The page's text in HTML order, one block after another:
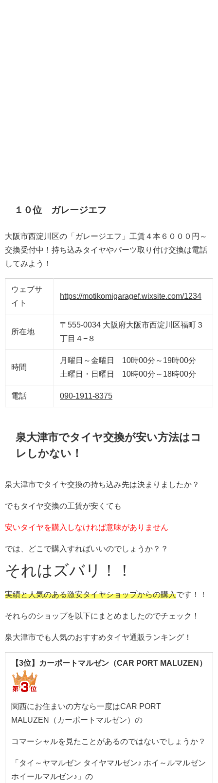
１０位 ガレージエフ
大阪市西淀川区の「ガレージエフ」工賃４本６０００円～
交換受付中！持ち込みタイヤやパーツ取り付け交換は電話
してみよう！
ウェブサ
イト
https://motikomigaragef.wixsite.com/1234
所在地
〒555-0034 大阪府大阪市西淀川区福町３
丁目４−８
時間
月曜日～金曜日 10時00分～19時00分
土曜日・日曜日 10時00分～18時00分
電話 090-1911-8375
泉大津市でタイヤ交換が安い方法はコ
レしかない！
泉大津市でタイヤ交換の持ち込み先は決まりましたか？
でもタイヤ交換の工賃が安くても
安いタイヤを購入しなければ意味がありません
では、どこで購入すればいいのでしょうか？？
それはズバリ！！
実績と人気のある激安タイヤショップからの購入です！！
それらのショップを以下にまとめましたのでチェック！
泉大津市でも人気のおすすめタイヤ通販ランキング！
【3位】カーポートマルゼン（CAR PORT MALUZEN）
関西にお住まいの方なら一度はCAR PORT
MALUZEN（カーポートマルゼン）の
コマーシャルを見たことがあるのではないでしょうか？
「タイ～ヤマルゼン タイヤマルゼン♪ ホイ～ルマルゼン
ホイールマルゼン♪」の